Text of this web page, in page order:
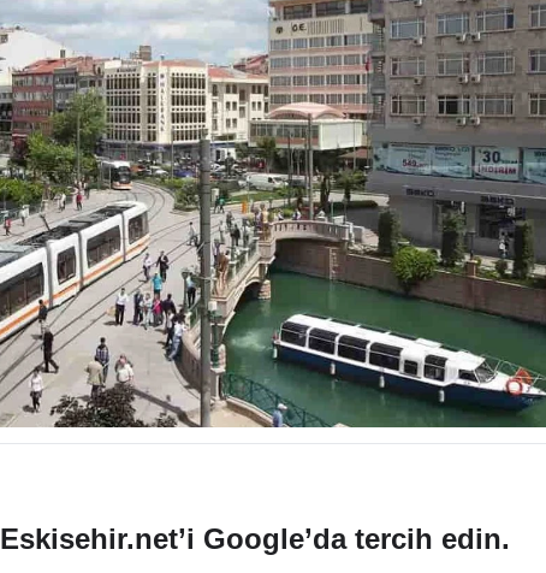
Eskisehir.net’i Google’da tercih edin.